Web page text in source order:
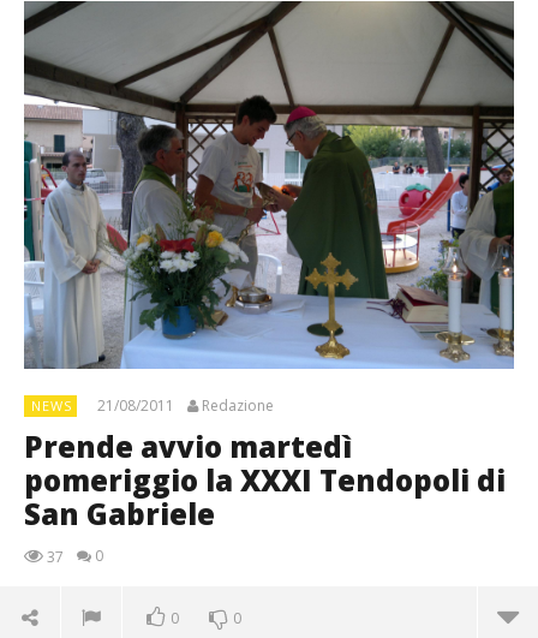
NEWS 21/08/2011 Redazione
Prende avvio martedì
pomeriggio la XXXI Tendopoli di
San Gabriele
37 0
0 0